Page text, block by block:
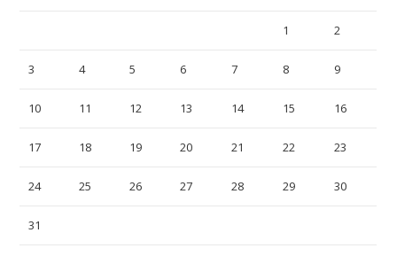
1 2
3 4 5 6 7 8 9
10 11 12 13 14 15 16
17 18 19 20 21 22 23
24 25 26 27 28 29 30
31